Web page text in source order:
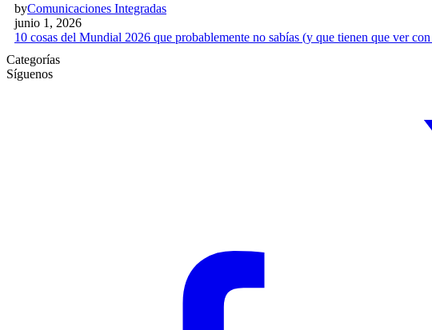
byComunicaciones Integradas
junio 1, 2026
10 cosas del Mundial 2026 que probablemente no sabías (y que tienen que ver
Categorías
Síguenos